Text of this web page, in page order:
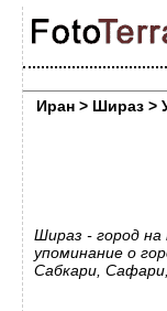
Иран > Шираз >
Шираз - город
упоминание о
Сабкари,